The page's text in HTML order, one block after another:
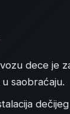
dece je
saobraćaju.